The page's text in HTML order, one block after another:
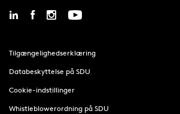
Tilgængelighedserklæring
Databeskyttelse på SDU
Cookie-indstillinger
Whistleblowerordning på SDU